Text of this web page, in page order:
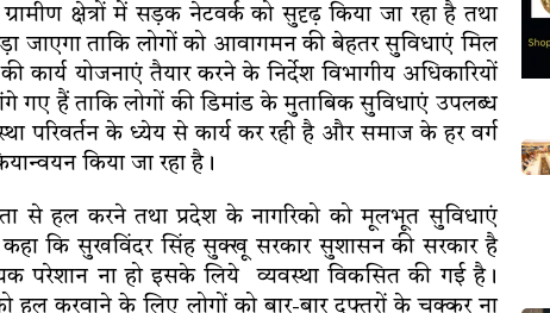
क्षेत्रों में सड़क नेटवर्क को सुदृढ़ किया जा रहा है तथा
जाएगा ताकि लोगों को आवागमन की बेहतर सुविधाएं मिल
कार्य योजनाएं तैयार करने के निर्देश विभागीय अधिकारियों
हैं ताकि लोगों की डिमांड के मुताबिक सुविधाएं उपलब्ध
परिवर्तन के ध्येय से कार्य कर रही है और समाज के हर वर्ग
किया जा रहा है।
से हल करने तथा प्रदेश के नागरिको को मूलभूत सुविधाएं
कहा कि सुखविंदर सिंह सुक्खू सरकार सुशासन की सरकार है
परेशान ना हो इसके लिये व्यवस्था विकसित की गई है।
हल करवाने के लिए लोगों को बार-बार दफ्तरों के चक्कर ना